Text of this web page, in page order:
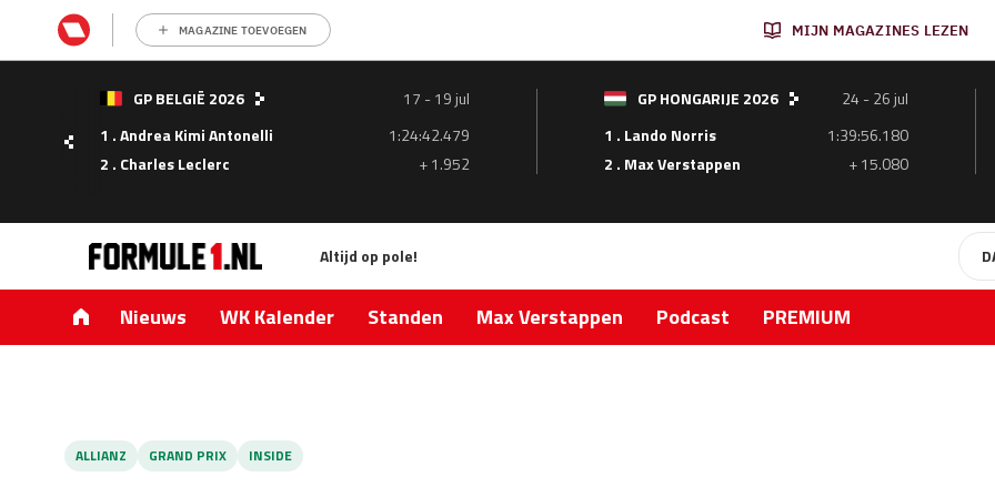
MAGAZINE TOEVOEGEN MIJN MAGAZINES LEZEN
GP BELGIË 2026
17 - 19 jul
1 . Andrea Kimi Antonelli
1:24:42.479
2 . Charles Leclerc
+ 1.952
GP HONGARIJE 2026
24 - 26 jul
1 . Lando Norris
1:39:56.180
2 . Max Verstappen
+ 15.080
Altijd op pole!
Nieuws WK Kalender Standen Max Verstappen Podcast PREMIUM
ALLIANZ GRAND PRIX INSIDE